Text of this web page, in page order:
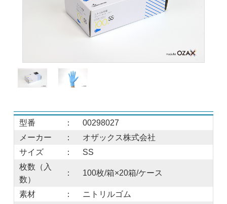
型番 ：
00298027
メーカー
：
オザックス株式会社
サイズ
：
SS
枚数（入
数）
： 100枚/箱×20箱/ケース
素材 ：
ニトリルゴム